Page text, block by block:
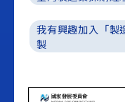
我有興趣加入「製
製